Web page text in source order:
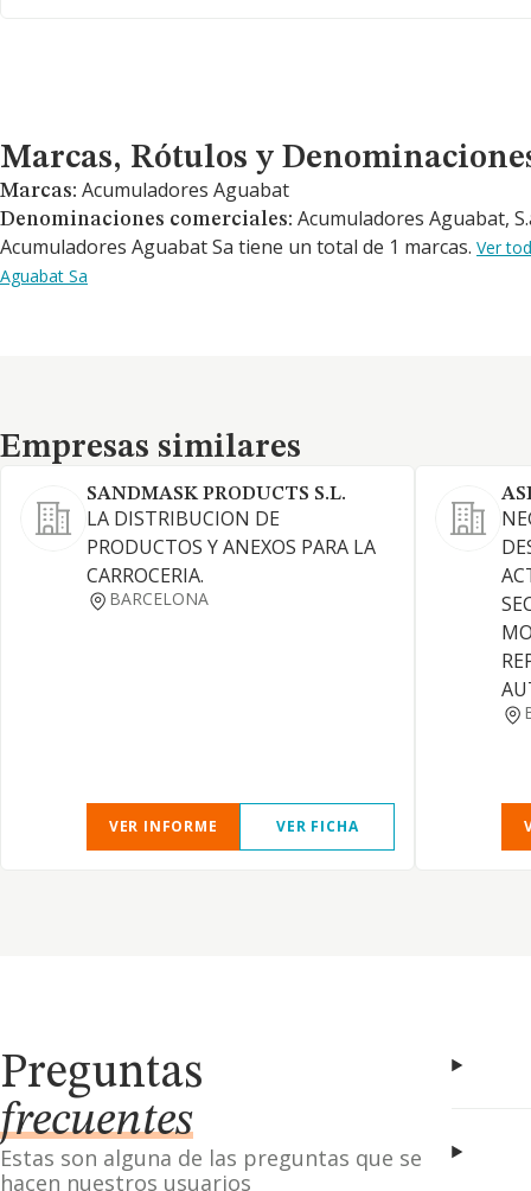
Marcas, Rótulos y Denominaciones Comerciales
Marcas, Rótulos y
Marcas: Acumuladores Aguabat
Denominaciones comerciales: Acumuladores Aguabat,
Acumuladores Aguabat Sa tiene un total de 1 marcas. Ver
Aguabat Sa
Empresas similares
Empresas similares
SANDMASK PRODUCTS S.L.
LA DISTRIBUCION DE
PRODUCTOS Y ANEXOS PARA LA
CARROCERIA.
BARCELONA
VER INFORME VER FICHA
Preguntas
frecuentes
Estas son alguna de las preguntas que se
hacen nuestros usuarios